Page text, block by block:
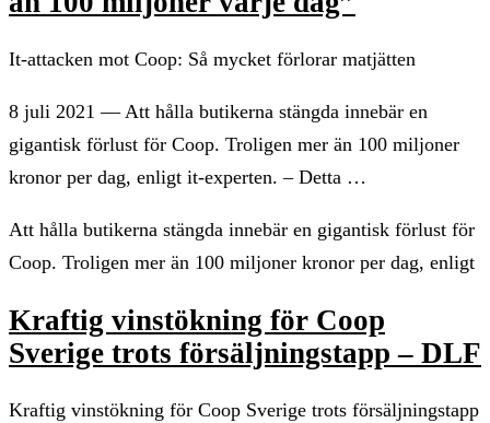
It-attacken mot Coop: Så mycket förlorar matjätten
8 juli 2021 — Att hålla butikerna stängda innebär en
gigantisk förlust för Coop. Troligen mer än 100 miljoner
kronor per dag, enligt it-experten. – Detta …
Att hålla butikerna stängda innebär en gigantisk förlust för
Coop. Troligen mer än 100 miljoner kronor per dag, enligt
Kraftig vinstökning för Coop
Sverige trots försäljningstapp – DLF
Kraftig vinstökning för Coop Sverige trots försäljningstapp